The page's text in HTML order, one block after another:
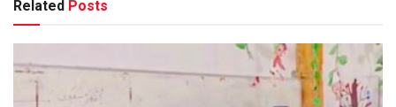
Related Posts